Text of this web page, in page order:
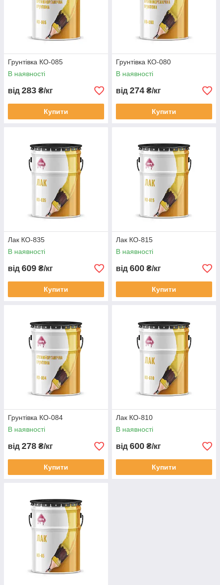
Грунтівка КО-085
В наявності
від 283 ₴/кг
Купити
Грунтівка КО-080
В наявності
від 274 ₴/кг
Купити
Лак КО-835
В наявності
від 609 ₴/кг
Купити
Лак КО-815
В наявності
від 600 ₴/кг
Купити
Грунтівка КО-084
В наявності
від 278 ₴/кг
Купити
Лак КО-810
В наявності
від 600 ₴/кг
Купити